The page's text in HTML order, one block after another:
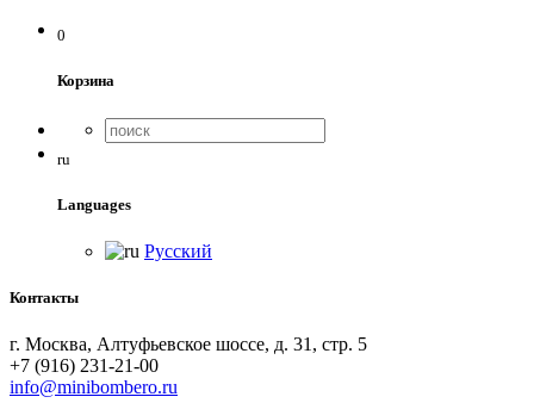
0
Корзина
ru
Languages
Русский
Контакты
г. Москва, Алтуфьевское шоссе, д. 31, стр. 5
+7 (916) 231-21-00
info@minibombero.ru